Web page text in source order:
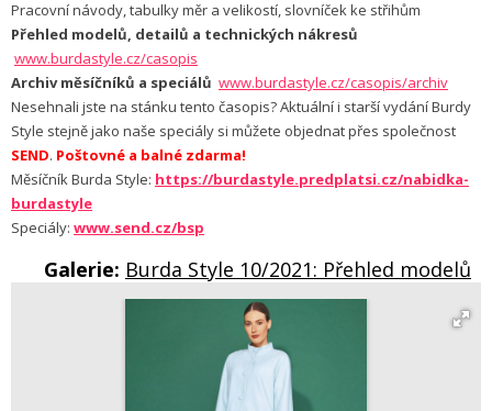
Pracovní návody, tabulky měr a velikostí, slovníček ke střihům
Přehled modelů, detailů a technických nákresů
www.burdastyle.cz/casopis
Archiv měsíčníků a speciálů www.burdastyle.cz/casopis/archiv
Nesehnali jste na stánku tento časopis? Aktuální i starší vydání Burdy
Style stejně jako naše speciály si můžete objednat přes společnost
SEND. Poštovné a balné zdarma!
Měsíčník Burda Style: https://burdastyle.predplatsi.cz/nabidka-
burdastyle
Speciály: www.send.cz/bsp
Galerie: Burda Style 10/2021: Přehled modelů